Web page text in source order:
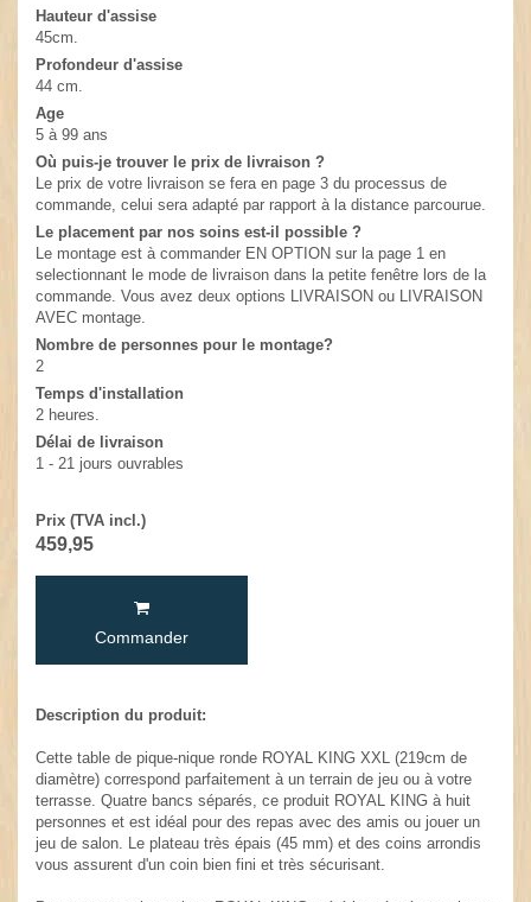
Hauteur d'assise
45cm.
Profondeur d'assise
44 cm.
Age
5 à 99 ans
Où puis-je trouver le prix de livraison ?
Le prix de votre livraison se fera en page 3 du processus de
commande, celui sera adapté par rapport à la distance parcourue.
Le placement par nos soins est-il possible ?
Le montage est à commander EN OPTION sur la page 1 en
selectionnant le mode de livraison dans la petite fenêtre lors de la
commande. Vous avez deux options LIVRAISON ou LIVRAISON
AVEC montage.
Nombre de personnes pour le montage?
2
Temps d'installation
2 heures.
Délai de livraison
1 - 21 jours ouvrables
Prix (TVA incl.)
459,95
Commander
Description du produit:
Cette table de pique-nique ronde ROYAL KING XXL (219cm de
diamètre) correspond parfaitement à un terrain de jeu ou à votre
terrasse. Quatre bancs séparés, ce produit ROYAL KING à huit
personnes et est idéal pour des repas avec des amis ou jouer un
jeu de salon. Le plateau très épais (45 mm) et des coins arrondis
vous assurent d'un coin bien fini et très sécurisant.